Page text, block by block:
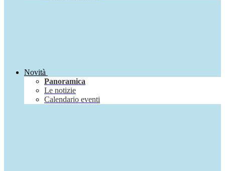
Novità
Panoramica
Le notizie
Calendario eventi